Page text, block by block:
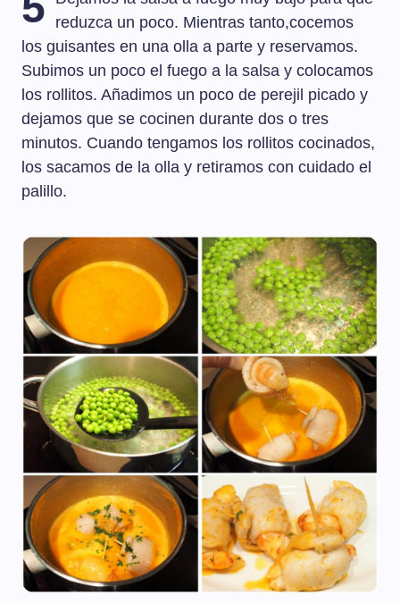
reduzca un poco. Mientras tanto,cocemos
los guisantes en una olla a parte y reservamos.
Subimos un poco el fuego a la salsa y colocamos
los rollitos. Añadimos un poco de perejil picado y
dejamos que se cocinen durante dos o tres
minutos. Cuando tengamos los rollitos cocinados,
los sacamos de la olla y retiramos con cuidado el
palillo.